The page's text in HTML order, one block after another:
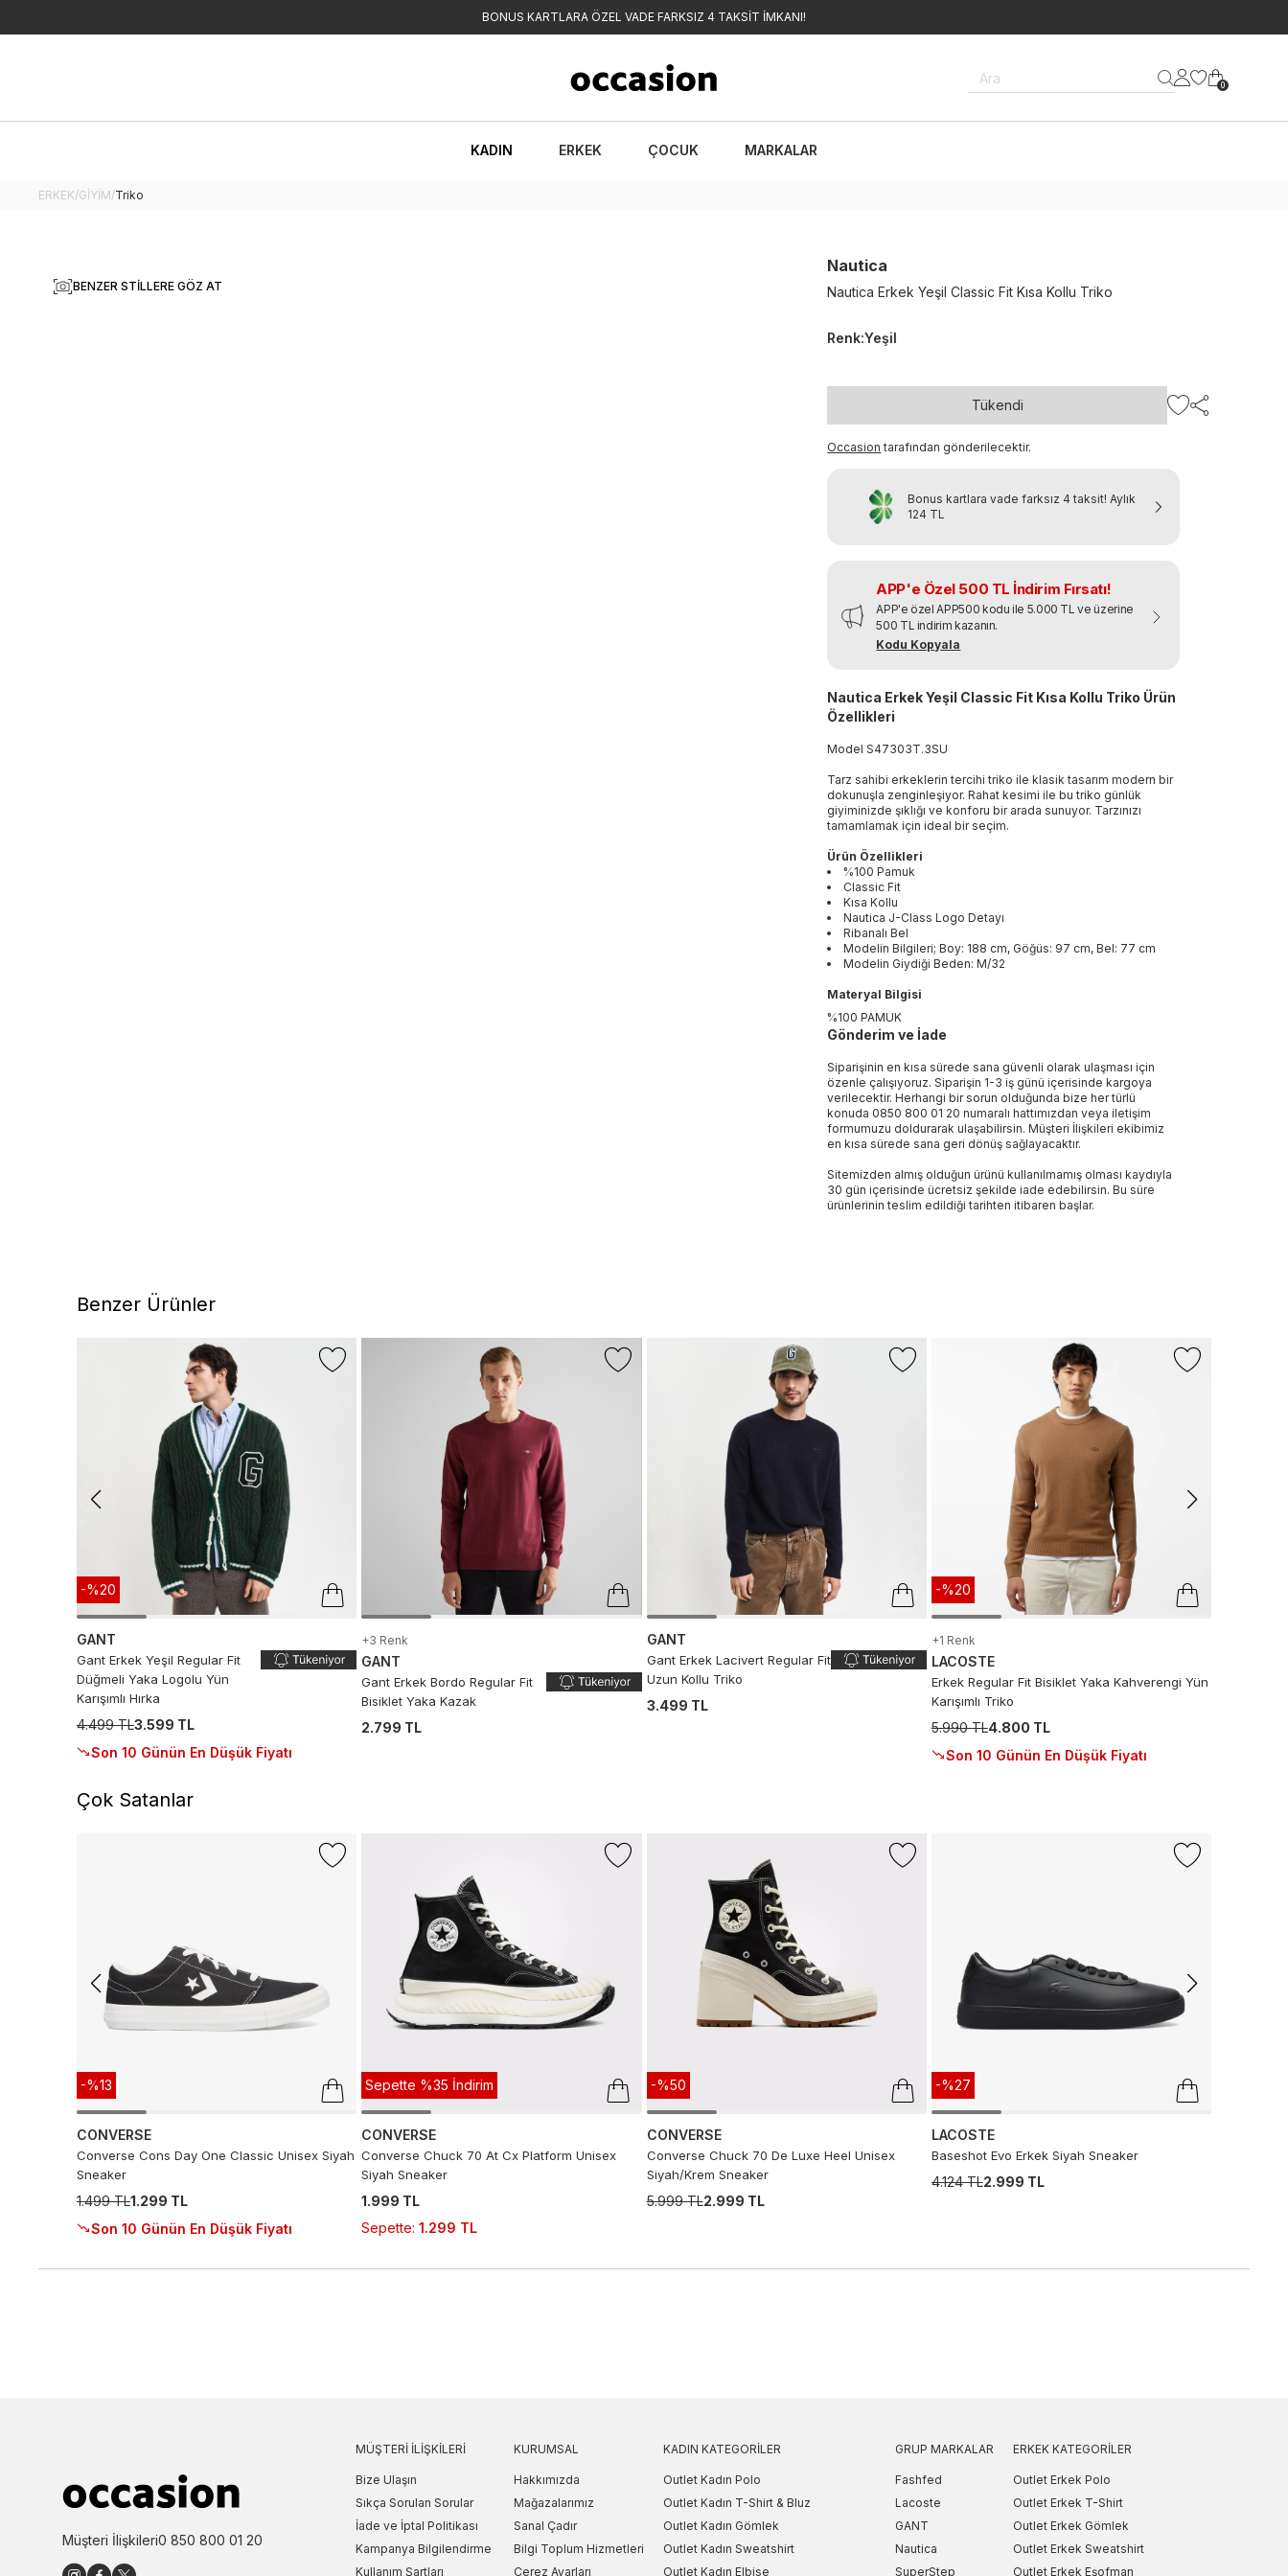
BONUS KARTLARA ÖZEL VADE FARKSIZ 4 TAKSİT İMKANI!
Ara 0
KADIN ERKEK ÇOCUK MARKALAR
ERKEK/GİYİM/Triko
BENZER STILLERE GÖZ AT
Nautica
Nautica Erkek Yeşil Classic Fit Kısa Kollu Triko
Renk:Yeşil
Tükendi
Occasion tarafından gönderilecektir.
Bonus kartlara vade farksız 4 taksit! Aylık
124 TL
APP'e Özel 500 TL İndirim Fırsatı!
APP'e özel APP500 kodu ile 5.000 TL ve üzerine
500 TL indirim kazanın.
Kodu Kopyala
Nautica Erkek Yeşil Classic Fit Kısa Kollu Triko Ürün
Özellikleri
ModelS47303T.3SU
Tarz sahibi erkeklerin tercihi triko ile klasik tasarım modern bir
dokunuşla zenginleşiyor. Rahat kesimi ile bu triko günlük
giyiminizde şıklığı ve konforu bir arada sunuyor. Tarzınızı
tamamlamak için ideal bir seçim.
Ürün Özellikleri
%100 Pamuk
Classic Fit
Kısa Kollu
Nautica J-Class Logo Detayı
Ribanalı Bel
Modelin Bilgileri; Boy: 188 cm, Göğüs: 97 cm, Bel: 77 cm
Modelin Giydiği Beden: M/32
Materyal Bilgisi
%100 PAMUK
Gönderim ve İade
Siparişinin en kısa sürede sana güvenli olarak ulaşması için
özenle çalışıyoruz. Siparişin 1-3 iş günü içerisinde kargoya
verilecektir. Herhangi bir sorun olduğunda bize her türlü
konuda 0850 800 01 20 numaralı hattımızdan veya iletişim
formumuzu doldurarak ulaşabilirsin. Müşteri İlişkileri ekibimiz
en kısa sürede sana geri dönüş sağlayacaktır.
Sitemizden almış olduğun ürünü kullanılmamış olması kaydıyla
30 gün içerisinde ücretsiz şekilde iade edebilirsin. Bu süre
ürünlerinin teslim edildiği tarihten itibaren başlar.
Benzer Ürünler
-%20
GANT
Gant Erkek Yeşil Regular Fit
Düğmeli Yaka Logolu Yün
Karışımlı Hırka
4.499 TL3.599 TL
Son 10 Günün En Düşük Fiyatı
+3 Renk
GANT
Gant Erkek Bordo Regular Fit
Bisiklet Yaka Kazak
2.799 TL
GANT
Gant Erkek Lacivert Regular Fit
Uzun Kollu Triko
3.499 TL
-%20
+1 Renk
LACOSTE
Erkek Regular Fit Bisiklet Yaka Kahverengi Yün
Karışımlı Triko
5.990 TL4.800 TL
Son 10 Günün En Düşük Fiyatı
Çok Satanlar
-%13
CONVERSE
Converse Cons Day One Classic Unisex Siyah
Sneaker
1.499 TL1.299 TL
Son 10 Günün En Düşük Fiyatı
Sepette %35 İndirim
CONVERSE
Converse Chuck 70 At Cx Platform Unisex
Siyah Sneaker
1.999 TL
Sepette: 1.299 TL
-%50
CONVERSE
Converse Chuck 70 De Luxe Heel Unisex
Siyah/Krem Sneaker
5.999 TL2.999 TL
-%27
LACOSTE
Baseshot Evo Erkek Siyah Sneaker
4.124 TL2.999 TL
Müşteri İlişkileri0 850 800 01 20
MÜŞTERI İLIŞKILERI
Bize Ulaşın
Sıkça Sorulan Sorular
İade ve İptal Politikası
Kampanya Bilgilendirme
Kullanım Şartları
KURUMSAL
Hakkımızda
Mağazalarımız
Sanal Çadır
Bilgi Toplum Hizmetleri
Çerez Ayarları
KADIN KATEGORILER
Outlet Kadın Polo
Outlet Kadın T-Shirt & Bluz
Outlet Kadın Gömlek
Outlet Kadın Sweatshirt
Outlet Kadın Elbise
GRUP MARKALAR
Fashfed
Lacoste
GANT
Nautica
SuperStep
ERKEK KATEGORILER
Outlet Erkek Polo
Outlet Erkek T-Shirt
Outlet Erkek Gömlek
Outlet Erkek Sweatshirt
Outlet Erkek Eşofman